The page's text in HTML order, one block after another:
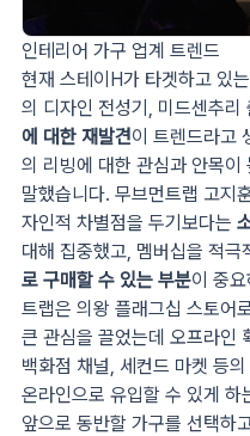
인테리어 가구 업계 트렌드
현재 스테이H가 타겟하고 있
의 디자인 전성기, 미드센추리
에 대한 재발견이 트렌드라고
의 리빙에 대한 관심과 안목
말했습니다. 무브먼트랩 고지
자인적 차별점을 두기보다는
대해 집중했고, 멤버십을 적극
로 구매할 수 있는 부분이 중
트랩은 의왕 플래그십 스토어
큰 관심을 끌었는데 오프라인
백화점 채널, 세컨드 마켓 등
온라인으로 유입할 수 있게 하
앞으로 동반할 가구를 선택하